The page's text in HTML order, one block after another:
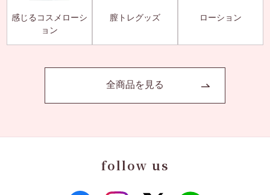
感じるコスメローシ
ョン
膣トレグッズ ローション
全商品を見る
follow us